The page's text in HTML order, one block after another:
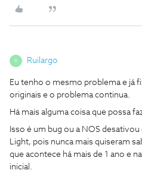
R Ruilargo
Eu tenho o mesmo problema e já
originais e o problema continua.
Há mais alguma coisa que possa
Isso é um bug ou a NOS
Light, pois nunca mais quiseram
que acontece há mais de 1 ano e
inicial.